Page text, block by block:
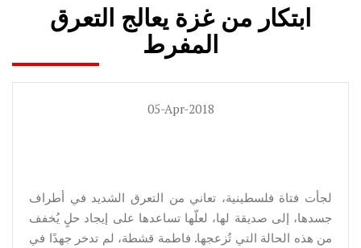
ابتكار من غزة يعالج التعرق
المفرط
05-Apr-2018
لجأت فتاة فلسطينية، تعاني من التعرق الشديد في أطراف
جسدها، إلى صديقة لها، لعلّها تساعدها على إيجاد حلٍ يُخفف
من هذه الحالة التي تُزعجها. فاطمة قشطة، لم تدخر جهدًا في